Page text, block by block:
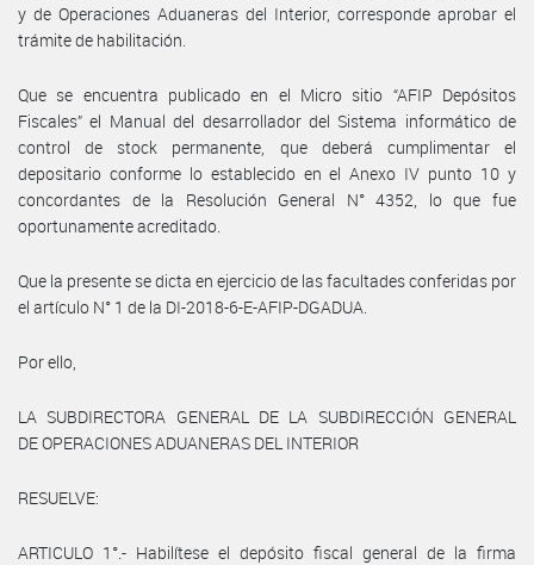
y de Operaciones Aduaneras del Interior, corresponde aprobar el
trámite de habilitación.
Que se encuentra publicado en el Micro sitio “AFIP Depósitos
Fiscales” el Manual del desarrollador del Sistema informático de
control de stock permanente, que deberá cumplimentar el
depositario conforme lo establecido en el Anexo IV punto 10 y
concordantes de la Resolución General N° 4352, lo que fue
oportunamente acreditado.
Que la presente se dicta en ejercicio de las facultades conferidas por
el artículo N° 1 de la DI-2018-6-E-AFIP-DGADUA.
Por ello,
LA SUBDIRECTORA GENERAL DE LA SUBDIRECCIÓN GENERAL
DE OPERACIONES ADUANERAS DEL INTERIOR
RESUELVE:
ARTICULO 1°.- Habilítese el depósito fiscal general de la firma